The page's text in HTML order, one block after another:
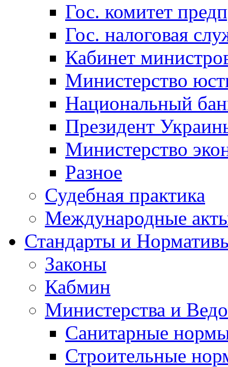
Гос. комитет
Гос. налоговая
Кабинет
Министерство
Национальный
Президент
Министерство
Разное
Судебная практика
Международные
Стандарты и
Законы
Кабмин
Министерства и
Санитарные
Строительные